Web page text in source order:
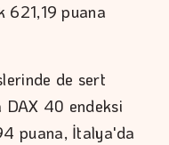
621,19 puana
de sert
DAX 40 endeksi
puana, İtalya'da